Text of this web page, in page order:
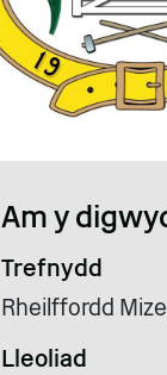
Am y
Trefnydd
Rheilffordd
Lleoliad